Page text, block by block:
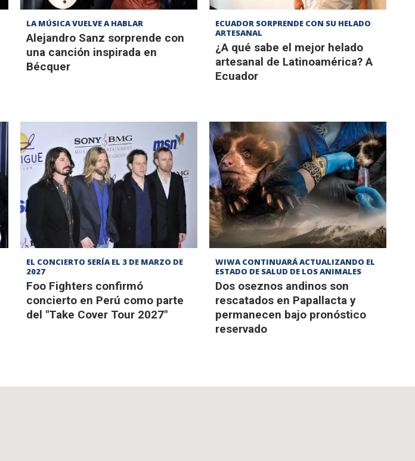
LA MÚSICA VUELVE A HABLAR
Alejandro Sanz sorprende con
una canción inspirada en
Bécquer
ECUADOR SORPRENDE CON SU HELADO
ARTESANAL
¿A qué sabe el mejor helado
artesanal de Latinoamérica? A
Ecuador
EL CONCIERTO SERÍA EL 3 DE MARZO DE
2027
Foo Fighters confirmó
concierto en Perú como parte
del "Take Cover Tour 2027"
WIWA CONTINUARÁ ACTUALIZANDO EL
ESTADO DE SALUD DE LOS ANIMALES
Dos oseznos andinos son
rescatados en Papallacta y
permanecen bajo pronóstico
reservado